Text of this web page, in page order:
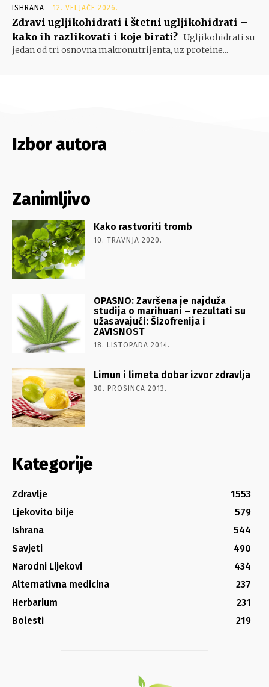
ISHRANA 12. VELJAČE 2026.
Zdravi ugljikohidrati i štetni ugljikohidrati –
kako ih razlikovati i koje birati? Ugljikohidrati su
jedan od tri osnovna makronutrijenta, uz proteine...
Izbor autora
Zanimljivo
Kako rastvoriti tromb
10. TRAVNJA 2020.
OPASNO: Završena je najduža
studija o marihuani – rezultati su
užasavajući: Šizofrenija i
ZAVISNOST
18. LISTOPADA 2014.
Limun i limeta dobar izvor zdravlja
30. PROSINCA 2013.
Kategorije
Zdravlje
1553
Ljekovito bilje
579
Ishrana
544
Savjeti
490
Narodni Lijekovi
434
Alternativna medicina
237
Herbarium
231
Bolesti
219